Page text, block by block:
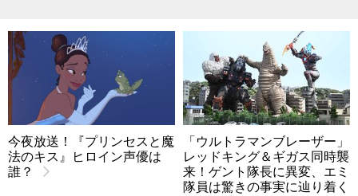
今夜放送！『プリンセスと魔
法のキス』ヒロイン声優は
誰？
「ウルトラマンブレーザー」
レッドキング＆ギガス同時襲
来！ゲント隊長に異変、エミ
隊員は驚きの事実に辿り着く